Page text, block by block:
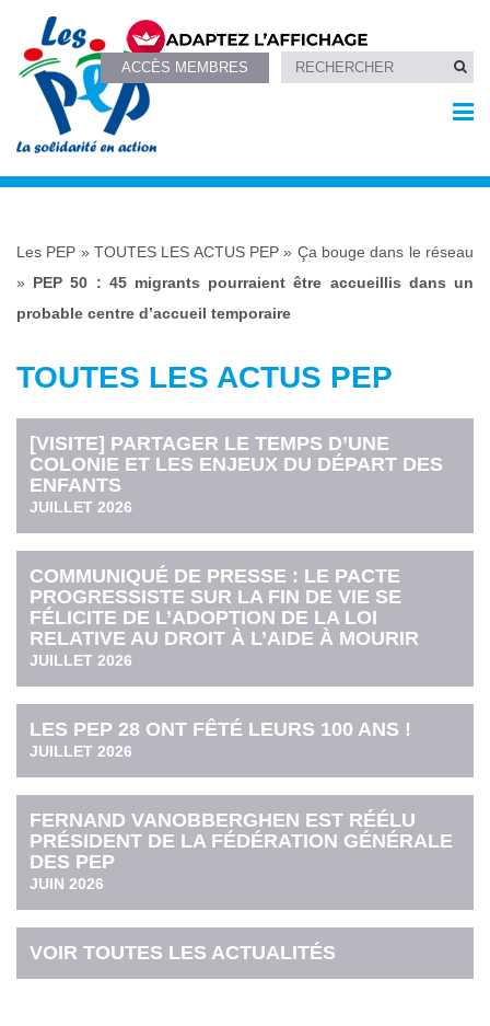
ACCÈS MEMBRES
Les PEP »TOUTES LES ACTUS PEP » Ça bouge dans le réseau
» PEP 50 : 45 migrants pourraient être accueillis dans un
probable centre d’accueil temporaire
TOUTES LES ACTUS PEP
[VISITE] PARTAGER LE TEMPS D’UNE
COLONIE ET LES ENJEUX DU DÉPART DES
ENFANTS
JUILLET 2026
COMMUNIQUÉ DE PRESSE : LE PACTE
PROGRESSISTE SUR LA FIN DE VIE SE
FÉLICITE DE L’ADOPTION DE LA LOI
RELATIVE AU DROIT À L’AIDE À MOURIR
JUILLET 2026
LES PEP 28 ONT FÊTÉ LEURS 100 ANS !
JUILLET 2026
FERNAND VANOBBERGHEN EST RÉÉLU
PRÉSIDENT DE LA FÉDÉRATION GÉNÉRALE
DES PEP
JUIN 2026
VOIR TOUTES LES ACTUALITÉS